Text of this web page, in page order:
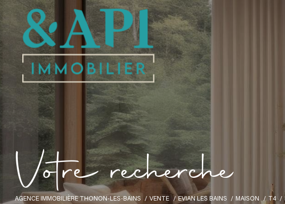
Votre recherche
AGENCE IMMOBILIÈRE THONON-LES-BAINS VENTE EVIAN LES BAINS MAISON T4